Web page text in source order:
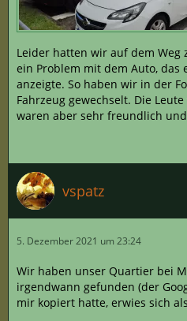
Leider hatten wir auf dem
ein Problem mit dem Auto, das
anzeigte. So haben wir in der
Fahrzeug gewechselt. Die
waren aber sehr freundlich
vspatz
5. Dezember 2021 um 23:24
Wir haben unser Quartier bei
irgendwann gefunden (der
mir kopiert hatte, erwies sich